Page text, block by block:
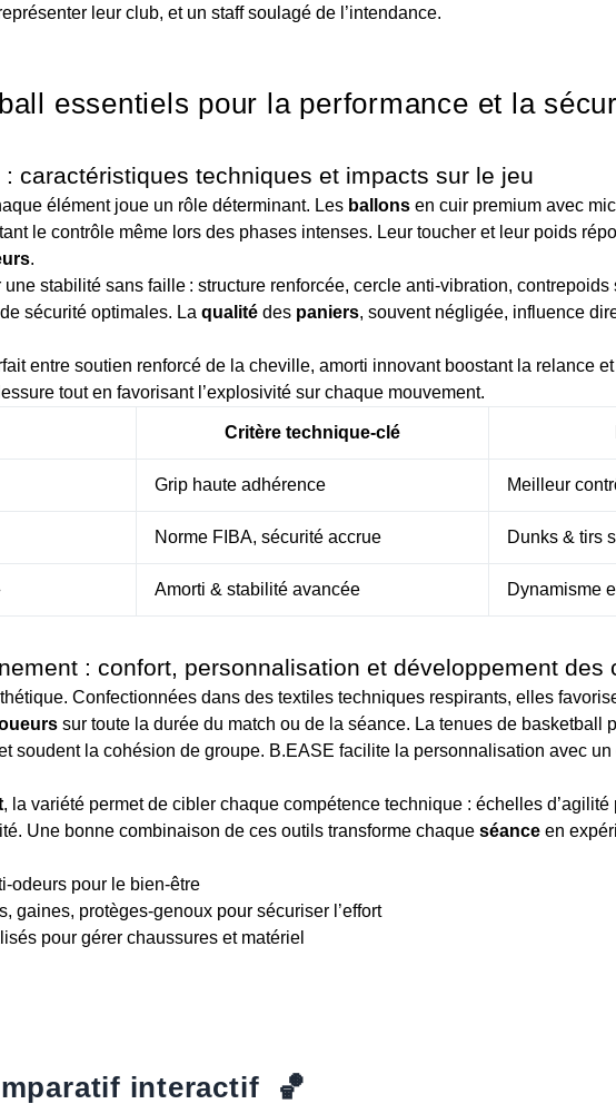
leur club, et un staff soulagé de l’intendance.
essentiels pour la performance et la
caractéristiques techniques et impacts sur le jeu
élément joue un rôle déterminant. Les ballons en cuir premium avec
le contrôle même lors des phases intenses. Leur toucher et leur poids
.
stabilité sans faille : structure renforcée, cercle anti-vibration, contrepoids
sécurité optimales. La qualité des paniers, souvent négligée, influence
entre soutien renforcé de la cheville, amorti innovant boostant la relance
tout en favorisant l’explosivité sur chaque mouvement.
Critère technique-clé
Grip haute adhérence Meilleur
Norme FIBA, sécurité accrue Dunks & tirs
Amorti & stabilité avancée Dynamisme
: confort, personnalisation et développement des
Confectionnées dans des textiles techniques respirants, elles
sur toute la durée du match ou de la séance. La tenues de basketball
soudent la cohésion de groupe. B.EASE facilite la personnalisation avec
, la variété permet de cibler chaque compétence technique : échelles
Une bonne combinaison de ces outils transforme chaque séance en
odeurs pour le bien-être
gaines, protèges-genoux pour sécuriser l’effort
pour gérer chaussures et matériel
interactif 🏀